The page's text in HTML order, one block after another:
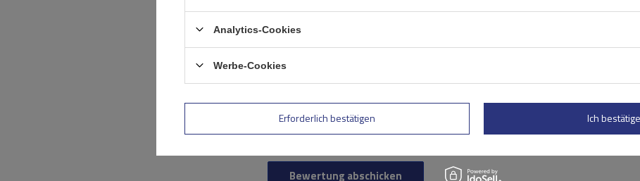
Ihr Produktfoto
hinzufügen:
Ihre E-Mail-Adresse
Bewertung abschicken
Analytics-Cookies
Werbe-Cookies
Erforderlich bestätigen Ich